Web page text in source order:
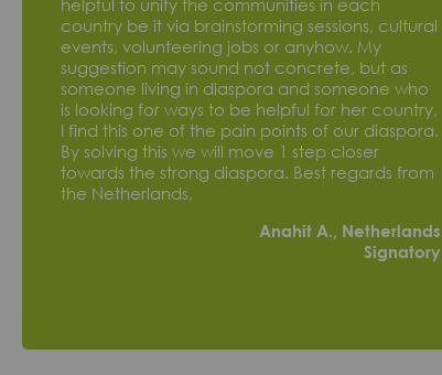
helpful to unify the communities in each
country be it via brainstorming sessions, cultural
events, volunteering jobs or anyhow. My
suggestion may sound not concrete, but as
someone living in diaspora and someone who
is looking for ways to be helpful for her country,
I find this one of the pain points of our diaspora.
By solving this we will move 1 step closer
towards the strong diaspora. Best regards from
the Netherlands,
Anahit A., Netherlands
Signatory